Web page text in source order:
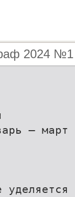
2024 №1
– март
уделяется